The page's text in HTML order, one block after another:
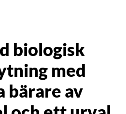
biologisk
med
bärare av